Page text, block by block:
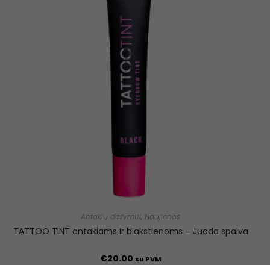
Antakių dažymui, Naujienos
TATTOO TINT antakiams ir blakstienoms – Juoda spalva
€20.00 su PVM